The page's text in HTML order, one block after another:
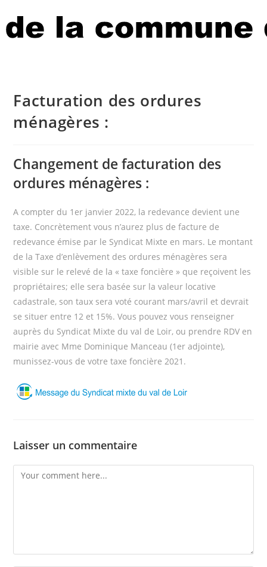
Facturation des ordures
ménagères :
Changement de facturation des
ordures ménagères :
A compter du 1er janvier 2022, la redevance devient une
taxe. Concrètement vous n’aurez plus de facture de
redevance émise par le Syndicat Mixte en mars. Le montant
de la Taxe d’enlèvement des ordures ménagères sera
visible sur le relevé de la « taxe foncière » que reçoivent les
propriétaires; elle sera basée sur la valeur locative
cadastrale, son taux sera voté courant mars/avril et devrait
se situer entre 12 et 15%. Vous pouvez vous renseigner
auprès du Syndicat Mixte du val de Loir, ou prendre RDV en
mairie avec Mme Dominique Manceau (1er adjointe),
munissez-vous de votre taxe foncière 2021.
Laisser un commentaire